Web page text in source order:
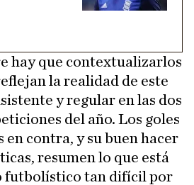
hay que contextualizarlos
la realidad de este
y regular en las dos
del año. Los goles
en contra, y su buen hacer
resumen lo que está
futbolístico tan difícil por